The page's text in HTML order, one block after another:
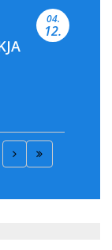
04.
12.